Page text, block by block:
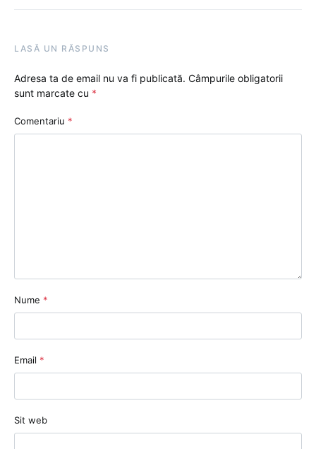
LASĂ UN RĂSPUNS
Adresa ta de email nu va fi publicată. Câmpurile obligatorii
sunt marcate cu *
Comentariu *
Nume *
Email *
Sit web